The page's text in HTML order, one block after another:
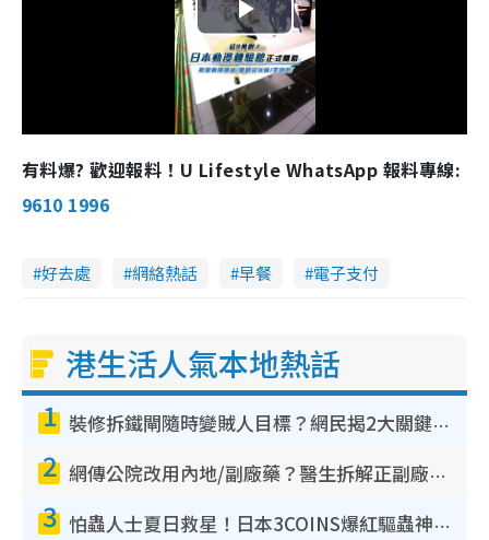
P
l
a
y
i
e
o
有料爆? 歡迎報料！U Lifestyle WhatsApp 報料專線:
9610 1996
好去處 網絡熱話 早餐 電子支付
港生活人氣本地熱話
1 裝修拆鐵閘隨時變賊人目標？網民揭2大關鍵用途：裝新式等於白裝？附新舊鐵閘分別
2 網傳公院改用內地/副廠藥？醫生拆解正副廠分別 揭4類人換藥隨時出事
3 怕蟲人士夏日救星！日本3COINS爆紅驅蟲神器$45起 1招「全程免觸碰」輕鬆搞定小強